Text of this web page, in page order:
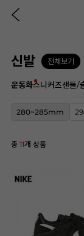
신발 전체보기
운동화스니커즈샌들/
280~285mm
총 11개 상품